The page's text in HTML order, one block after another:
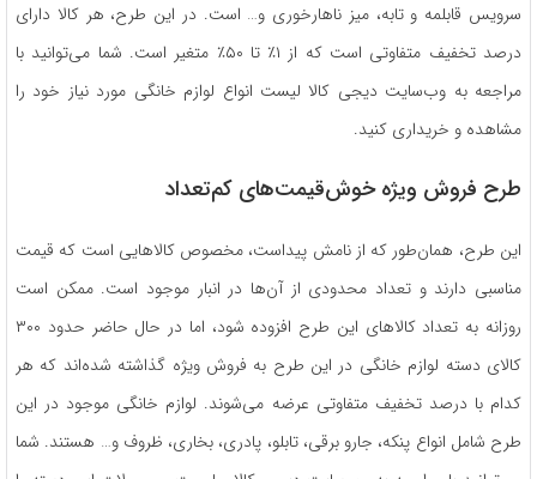
سرویس قابلمه و تابه، میز ناهارخوری و… است. در این طرح، هر کالا دارای
درصد تخفیف متفاوتی است که از ۱٪ تا ۵۰٪ متغیر است. شما می‌توانید با
مراجعه به وب‌سایت دیجی کالا لیست انواع لوازم خانگی مورد نیاز خود را
مشاهده و خریداری کنید.
طرح فروش ویژه خوش‌قیمت‌های کم‌تعداد
این طرح، همان‌طور که از نامش پیداست، مخصوص کالاهایی است که قیمت
مناسبی دارند و تعداد محدودی از آن‌ها در انبار موجود است. ممکن است
روزانه به تعداد کالاهای این طرح افزوده شود، اما در حال حاضر حدود ۳۰۰
کالای دسته لوازم خانگی در این طرح به فروش ویژه گذاشته شده‌اند که هر
کدام با درصد تخفیف متفاوتی عرضه می‌شوند. لوازم خانگی موجود در این
طرح شامل انواع پنکه، جارو برقی، تابلو، پادری، بخاری، ظروف و… هستند. شما